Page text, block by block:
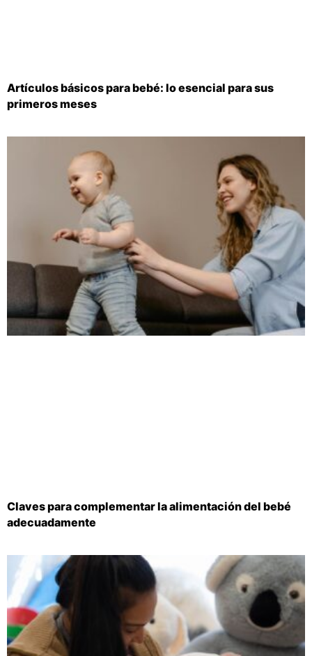
Artículos básicos para bebé: lo esencial para sus
primeros meses
Claves para complementar la alimentación del bebé
adecuadamente